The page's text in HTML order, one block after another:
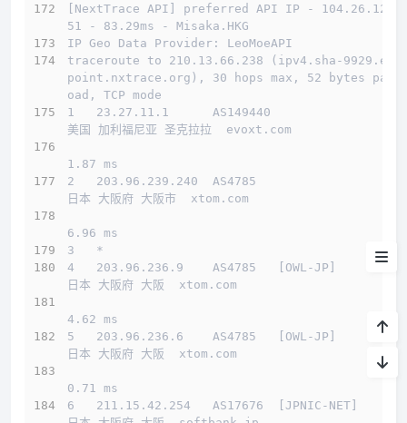
[NextTrace API] preferred API IP - 104.26.12.1
51 - 83.29ms - Misaka.HKG
IP Geo Data Provider: LeoMoeAPI
traceroute to 210.13.66.238 (ipv4.sha-9929.end
point.nxtrace.org), 30 hops max, 52 bytes payl
oad, TCP mode
1   23.27.11.1      AS149440
美国 加利福尼亚 圣克拉拉  evoxt.com
1.87 ms
2   203.96.239.240  AS4785
日本 大阪府 大阪市  xtom.com
6.96 ms
3   *
4   203.96.236.9    AS4785   [OWL-JP]
日本 大阪府 大阪  xtom.com
4.62 ms
5   203.96.236.6    AS4785   [OWL-JP]
日本 大阪府 大阪  xtom.com
0.71 ms
6   211.15.42.254   AS17676  [JPNIC-NET]
买
测试IP Looking glass
系统&流媒体
流媒体
测速
lemonbench